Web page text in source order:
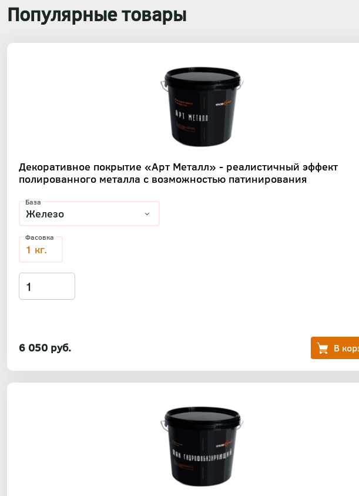
Популярные товары
Декоративное покрытие «Арт Металл» - реалистичный эффект
полированного металла с возможностью патинирования
6 050 руб.
База
Фасовка
1 кг.